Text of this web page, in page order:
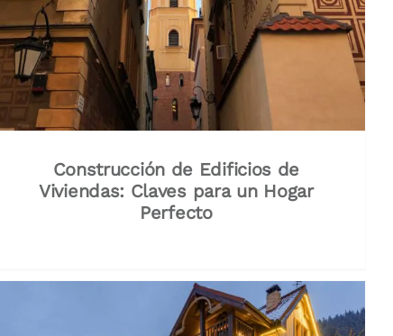
Construcción de Edificios de
Viviendas: Claves para un Hogar
Perfecto